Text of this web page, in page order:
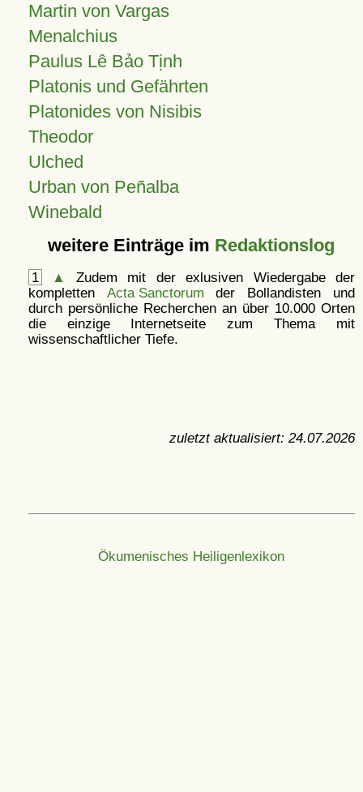
Martin von Vargas
Menalchius
Paulus Lê Bảo Tịnh
Platonis und Gefährten
Platonides von Nisibis
Theodor
Ulched
Urban von Peñalba
Winebald
weitere Einträge im Redaktionslog
1 ▲
Zudem mit der exlusiven Wiedergabe der
kompletten Acta Sanctorum der Bollandisten und
durch persönliche Recherchen an über 10.000 Orten
die einzige Internetseite zum Thema mit
wissenschaftlicher Tiefe.
zuletzt aktualisiert: 24.07.2026
Ökumenisches Heiligenlexikon